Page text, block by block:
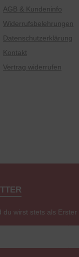
AGB & Kundeninfo
Widerrufsbelehrungen
Datenschutzerklärung
Kontakt
Vertrag widerrufen
wirst stets als